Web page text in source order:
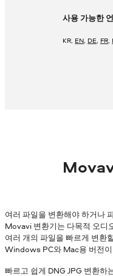
사용 가능한
KR, EN, DE, FR,
여러 파일을 변환해야 하거나
Movavi 변환기는 다목적 오디
여러 개의 파일을 빠르게 변환
Windows PC와 Mac용 버전이
빠르고 쉽게 DNG JPG 변환하